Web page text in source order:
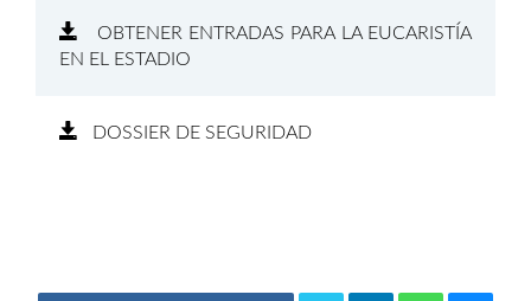
OBTENER ENTRADAS PARA LA EUCARISTÍA
EN EL ESTADIO
DOSSIER DE SEGURIDAD